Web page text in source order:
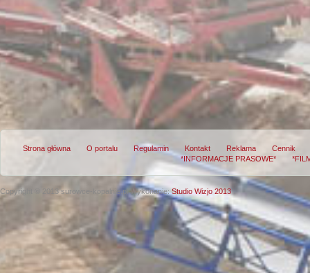
Strona główna O portalu Regulamin Kontakt Reklama
Cennik
*INFORMACJE PRASOWE*
Copyright © 2013 surowce-kopalnie.plWykonanie:Studio Wizjo 2013